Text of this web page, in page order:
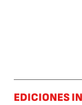
EDICIONES